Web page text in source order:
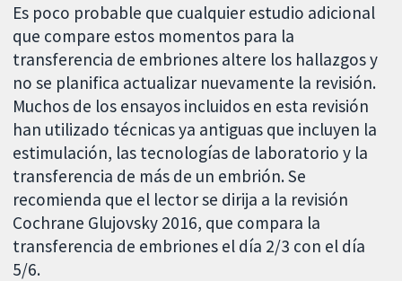
Es poco probable que cualquier estudio adicional
que compare estos momentos para la
transferencia de embriones altere los hallazgos y
no se planifica actualizar nuevamente la revisión.
Muchos de los ensayos incluidos en esta revisión
han utilizado técnicas ya antiguas que incluyen la
estimulación, las tecnologías de laboratorio y la
transferencia de más de un embrión. Se
recomienda que el lector se dirija a la revisión
Cochrane Glujovsky 2016, que compara la
transferencia de embriones el día 2/3 con el día
5/6.